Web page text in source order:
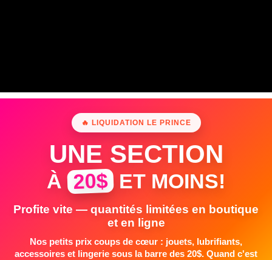
🔥 LIQUIDATION LE PRINCE
UNE SECTION
À 20$ ET MOINS!
Profite vite — quantités limitées en boutique
et en ligne
Nos petits prix coups de cœur : jouets, lubrifiants,
accessoires et lingerie sous la barre des 20$. Quand c'est